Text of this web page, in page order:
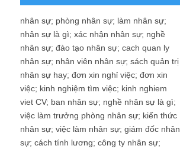
nhân sự; phòng nhân sự; làm nhân sự;
nhân sự là gì; xác nhận nhân sự; nghề
nhân sự; đào tạo nhân sự; cach quan ly
nhân sự; nhân viên nhân sự; sách quản trị
nhân sự hay; đơn xin nghỉ việc; đơn xin
việc; kinh nghiệm tìm việc; kinh nghiem
viet CV; ban nhân sự; nghề nhân sự là gì;
việc làm trưởng phòng nhân sự; kiến thức
nhân sự; việc làm nhân sự; giám đốc nhân
sự; cách tính lương; công ty nhân sự;